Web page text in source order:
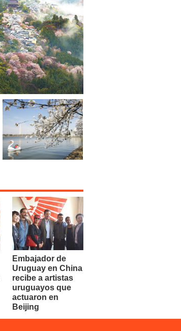
Embajador de
Uruguay en China
recibe a artistas
uruguayos que
actuaron en
Beijing